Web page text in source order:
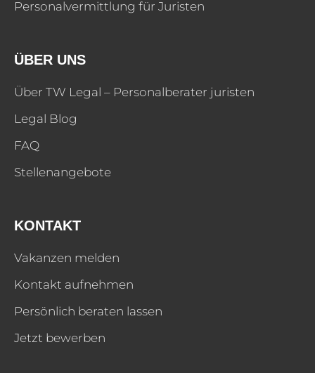
Personalvermittlung für Juristen
ÜBER UNS
Über TW Legal – Personalberater juristen
Legal Blog
FAQ
Stellenangebote
KONTAKT
Vakanzen melden
Kontakt aufnehmen
Persönlich beraten lassen
Jetzt bewerben